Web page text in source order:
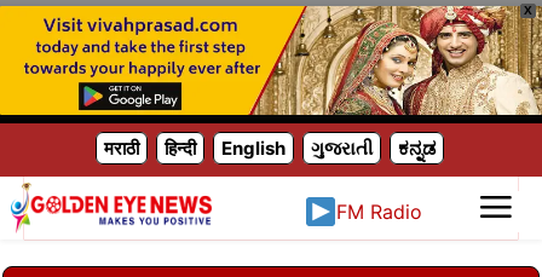
X
मराठी हिन्दी English ગુજરાતી ಕನ್ನಡ
FM Radio